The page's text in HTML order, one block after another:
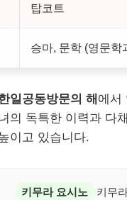
탑코트
승마, 문학 (영문학
일공동방문의 해 에서
의 독특한 이력과 다
이고 있습니다.
키무라 요시노
키무